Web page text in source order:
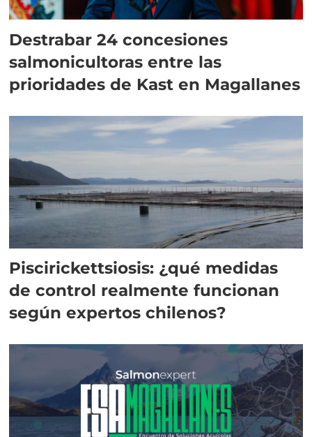
Destrabar 24 concesiones
salmonicultoras entre las
prioridades de Kast en Magallanes
Piscirickettsiosis: ¿qué medidas
de control realmente funcionan
según expertos chilenos?